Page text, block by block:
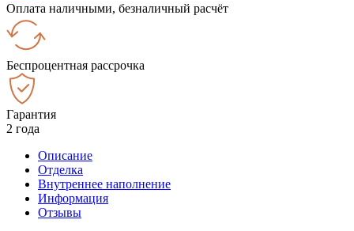
Оплата наличными, безналичный расчёт
Беспроцентная рассрочка
Гарантия
2 года
Описание
Отделка
Внутреннее наполнение
Информация
Отзывы